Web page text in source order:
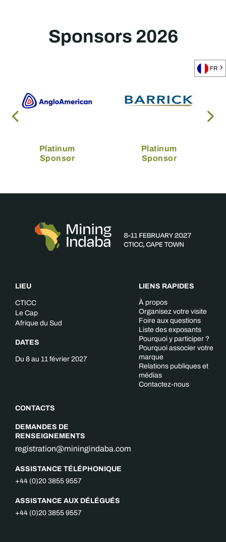
Sponsors 2026
Platinum
Sponsor
Platinum
Sponsor
LIEU
CTICC
Le Cap
Afrique du Sud
DATES
Du 8 au 11 février 2027
CONTACTS
DEMANDES DE
RENSEIGNEMENTS
registration@miningindaba.com
ASSISTANCE TÉLÉPHONIQUE
+44 (0)20 3855 9557
ASSISTANCE AUX DÉLÉGUÉS
+44 (0)20 3855 9557
LIENS RAPIDES
À propos
Organisez votre visite
Foire aux questions
Liste des exposants
Pourquoi y participer ?
Pourquoi associer votre
marque
Relations publiques et
médias
Contactez-nous
FR